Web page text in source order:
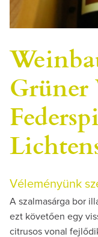
Véleményünk
A szalmasárga bor
ezt követően egy
citrusos vonal